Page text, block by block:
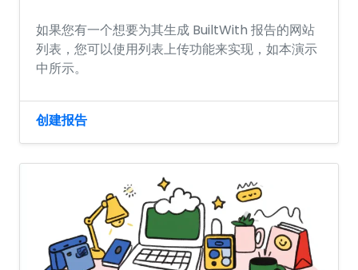
如果您有一个想要为其生成 BuiltWith 报告的网站
列表，您可以使用列表上传功能来实现，如本演示
中所示。
创建报告